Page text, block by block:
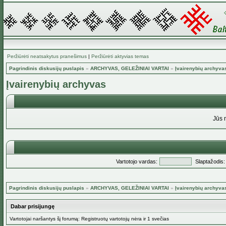
Peržiūrėti neatsakytus pranešimus | Peržiūrėti aktyvias temas
Pagrindinis diskusijų puslapis » ARCHYVAS, GELEŽINIAI VARTAI » Įvairenybių
Įvairenybių archyvas
Jūs
Vartotojo vardas: Slaptažodis:
Pagrindinis diskusijų puslapis » ARCHYVAS, GELEŽINIAI VARTAI » Įvairenybių
Dabar prisijungę
Vartotojai naršantys šį forumą: Registruotų vartotojų nėra ir 1 svečias